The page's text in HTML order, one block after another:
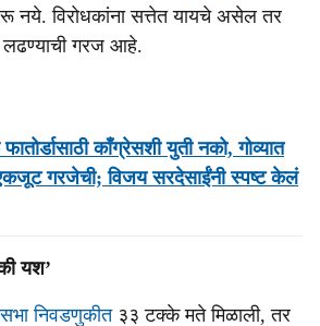
नये. विरोधकांना सत्तेत यायचे असेल तर
लढण्याची गरज आहे.
काँग्रेसशी युती नको, गोव्यात
एकजूट गरजेची; विजय सरदेसाईंनी स्पष्ट केलं
यश’
निवडणुकीत३३ टक्के मते मिळाली, तर